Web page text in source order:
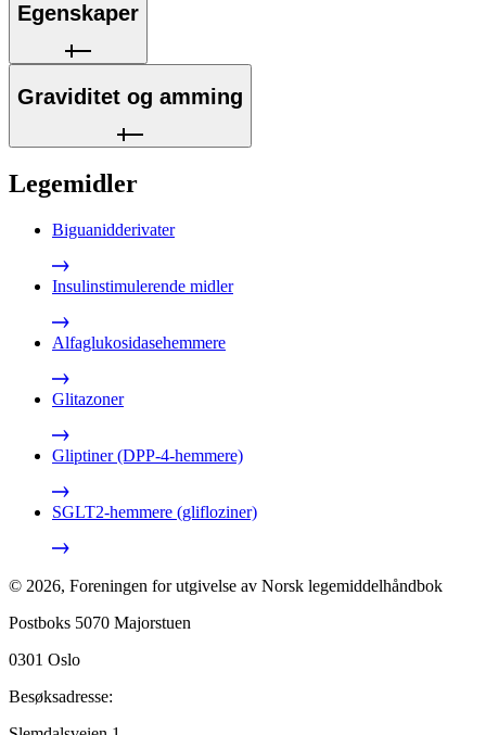
Egenskaper
Graviditet og amming
Legemidler
Biguanidderivater
Insulinstimulerende midler
Alfaglukosidasehemmere
Glitazoner
Gliptiner (DPP-4-hemmere)
SGLT2-hemmere (glifloziner)
© 2026, Foreningen for utgivelse av Norsk legemiddelhåndbok
Postboks 5070 Majorstuen
0301 Oslo
Besøksadresse: